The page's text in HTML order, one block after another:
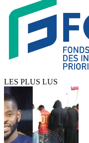
LES PLUS LUS